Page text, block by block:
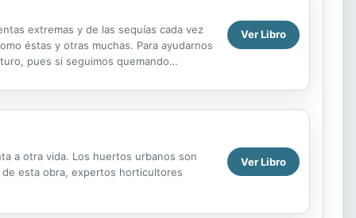
extremas y de las sequías cada vez
éstas y otras muchas. Para ayudarnos
pues si seguimos quemando
Ver Libro
a otra vida. Los huertos urbanos son
esta obra, expertos horticultores
Ver Libro